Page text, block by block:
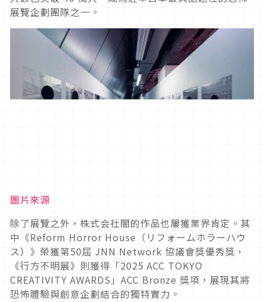
展覽企劃團隊之一。
圖片來源
除了展覽之外，株式会社闇的作品也屢獲業界肯定。其
中《Reform Horror House（リフォームホラーハウ
ス）》榮獲第50屆 JNN Network 協議會獎優秀獎，
《行方不明展》則獲得「2025 ACC TOKYO
CREATIVITY AWARDS」ACC Bronze 獎項，展現其將
恐怖體驗與創意企劃結合的獨特實力。